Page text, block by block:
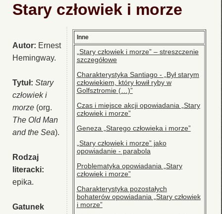
Stary człowiek i morze
Inne
„Stary człowiek i morze” – streszczenie
szczegółowe
Charakterystyka Santiago - „Był starym
człowiekiem, który łowił ryby w
Golfsztromie (…)”
Czas i miejsce akcji opowiadania „Stary
człowiek i morze”
Geneza „Starego człowieka i morze”
„Stary człowiek i morze” jako
opowiadanie - parabola
Problematyka opowiadania „Stary
człowiek i morze”
Charakterystyka pozostałych
bohaterów opowiadania „Stary człowiek
i morze”
Autor: Ernest
Hemingway.
Tytuł: Stary
człowiek i
morze (org.
The Old Man
and the Sea).
Rodzaj
literacki:
epika.
Gatunek